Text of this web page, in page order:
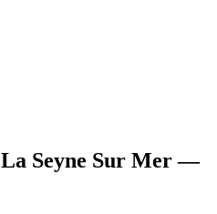
La Seyne Sur Mer—